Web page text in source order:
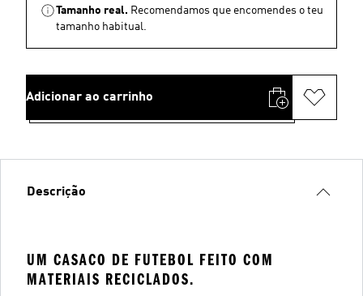
Tamanho real. Recomendamos que encomendes o teu
tamanho habitual.
Adicionar ao carrinho
Descrição
UM CASACO DE FUTEBOL FEITO COM
MATERIAIS RECICLADOS.